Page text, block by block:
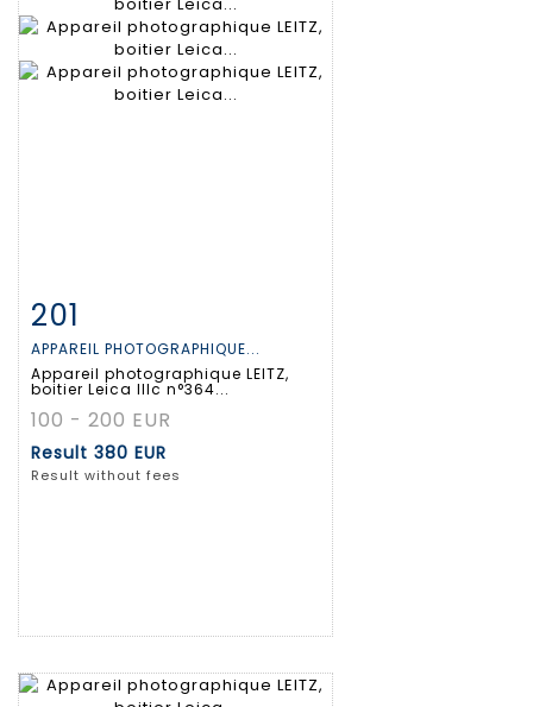
Item detail
201
APPAREIL PHOTOGRAPHIQUE...
Appareil photographique LEITZ,
boitier Leica IIIc n°364...
100 - 200 EUR
Result 380 EUR
Result without fees